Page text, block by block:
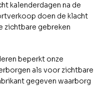
kalenderdagen na de
doen de klacht
gebreken
beperkt onze
als voor zichtbare
gegeven waarborg